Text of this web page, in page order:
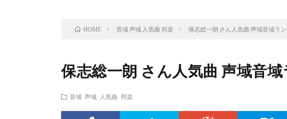
HOME 音域 声域 人気曲 邦楽 保志総一朗 さん人気曲 声域音域ラ
保志総一朗 さん人気曲 声域音
音域 声域 人気曲 邦楽